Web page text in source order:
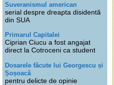
Suveranismul american
serial despre dreapta disidentă
din SUA
Primarul Capitalei
Ciprian Ciucu a fost angajat
direct la Cotroceni ca student
Dosarele făcute lui Georgescu și
Șoșoacă
pentru delicte de opinie